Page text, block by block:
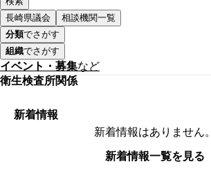
長崎県議会
相談機関一覧
分類でさがす
組織でさがす
イベント・募集など
衛生検査所関係
新着情報
新着情報はありません。
新着情報一覧を見る